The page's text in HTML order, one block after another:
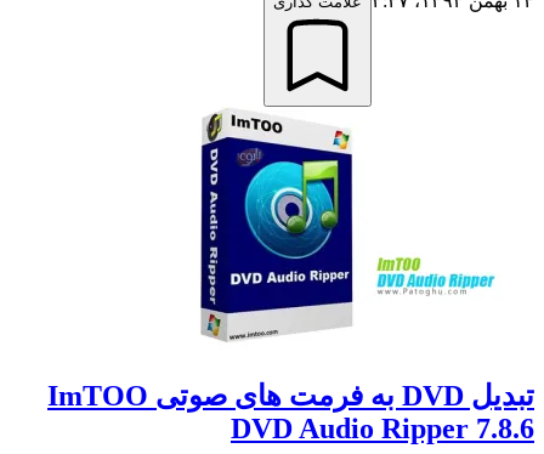
تبدیل DVD به فرمت های صوتی ImTOO
DVD Audio Ripper 7.8.6